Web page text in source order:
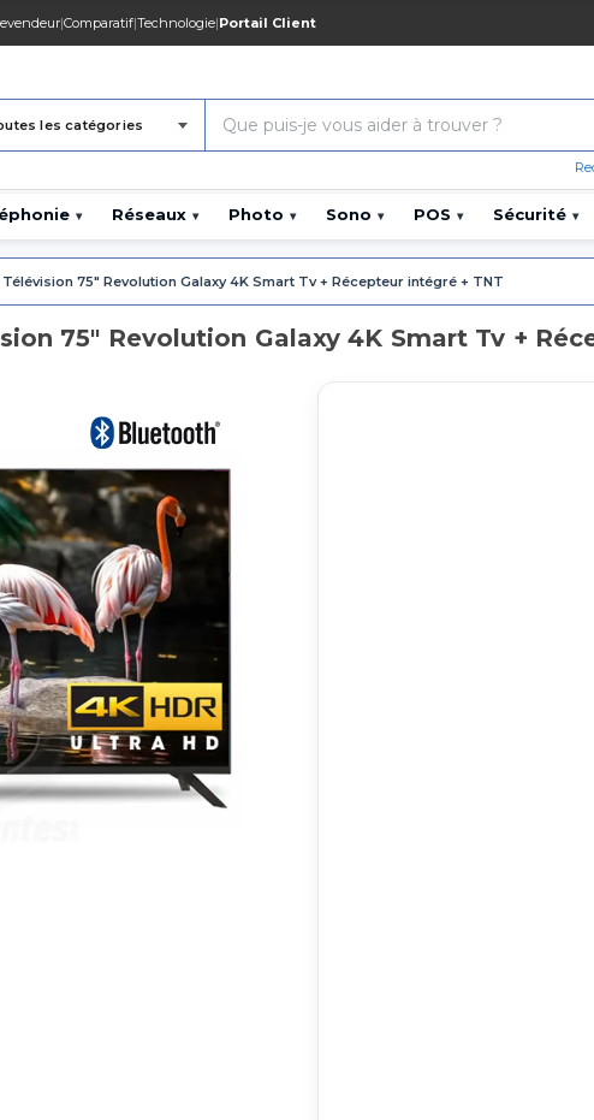
|Comparatif|Technologie|Portail Client
les catégories
▾ Réseaux ▾ Photo ▾ Sono ▾ POS ▾ Sécurité ▾
Télévision 75″ Revolution Galaxy 4K Smart Tv + Récepteur intégré + TNT
75″ Revolution Galaxy 4K Smart Tv +